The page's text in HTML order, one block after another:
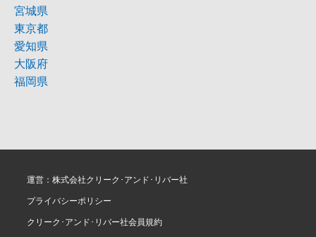
宮城県
東京都
愛知県
大阪府
福岡県
運営：株式会社クリーク･アンド･リバー社
プライバシーポリシー
クリーク･アンド･リバー社会員規約